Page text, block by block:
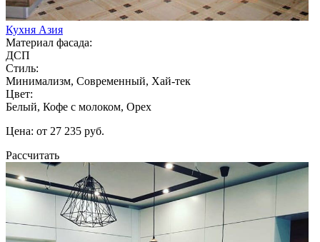
Кухня Азия
Материал фасада:
ДСП
Стиль:
Минимализм, Современный, Хай-тек
Цвет:
Белый, Кофе с молоком, Орех
Цена: от 27 235 руб.
Рассчитать